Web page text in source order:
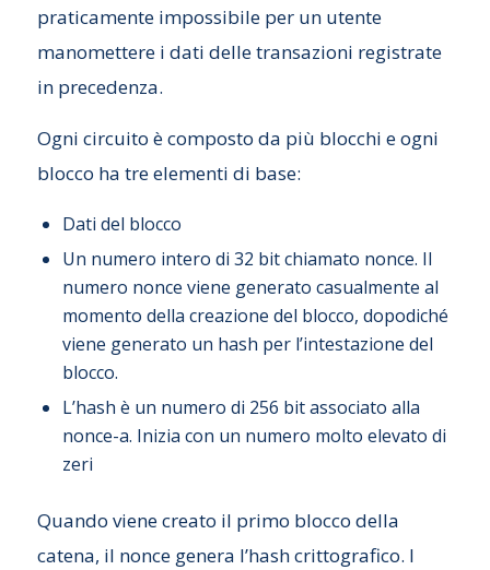
praticamente impossibile per un utente
manomettere i dati delle transazioni registrate
in precedenza.
Ogni circuito è composto da più blocchi e ogni
blocco ha tre elementi di base:
Dati del blocco
Un numero intero di 32 bit chiamato nonce. Il
numero nonce viene generato casualmente al
momento della creazione del blocco, dopodiché
viene generato un hash per l’intestazione del
blocco.
L’hash è un numero di 256 bit associato alla
nonce-a. Inizia con un numero molto elevato di
zeri
Quando viene creato il primo blocco della
catena, il nonce genera l’hash crittografico. I